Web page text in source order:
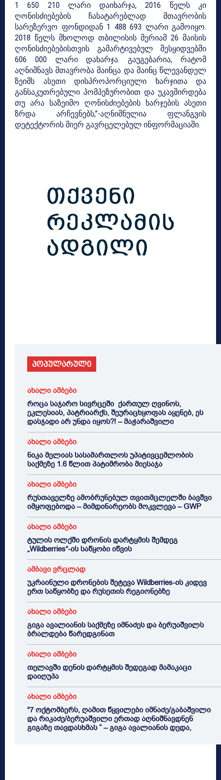
1 650 210 ლარი დაიხარჯა, 2016 წელს კი
ღონისძიებების ჩასატარებლად მთავრობის
სარეზერვო ფონდიდან 1 488 693 ლარი გამოიყო.
2018 წელს მხოლოდ თბილისის მერიამ 26 მაისის
ღონისძიებებისთვის გამარტივებულ შესყიდვებში
606 000 ლარი დახარჯა. გაუგებარია, რატომ
აღნიშნავს მთავრობა მაინცა და მაინც წლევანდელ
ზეიმს ასეთი დისპროპორციული ხარჯითა და
განსაკუთრებული პომპეზურობით და უკავშირდება
თუ არა საზეიმო ღონისძიებების ხარჯების ასეთი
ზრდა არჩევნებს,”-აღნიშნულია ფლანგვის
დეტექტორის მიერ გავრცელებულ ინფორმაციაში.
პოპულარული
ახალი ამბები
როცა საჯარო სივრცეში ქართულ ღვინოს,
ეკლესიას, პატრიარქს, შეურაცხყოფას აყენებ, ეს
დასჯადი არ უნდა იყოს?! – მაჭარაშვილი
ახალი ამბები
ნიკა მელიას სასამართლოს უპატივცემლობის
საქმეზე 1.6 წლით პატიმრობა მიესაჯა
ახალი ამბები
რუსთაველზე ამობრუნებულ თვითმცლელში ბავშვი
იმყოფებოდა – მიმდინარეობს მოკვლევა – GWP
ახალი ამბები
ტულის ოლქში დრონის დარტყმის შემდეგ
„Wildberries“-ის საწყობი იწვის
ამბავი ვრცლად
უკრაინული დრონების შეტევა Wildberries-ის კიდევ
ერთ საწყობზე და რუსეთის რეგიონებზე
ახალი ამბები
გიგა ავალიანის საქმეზე იმნაძეს და ბერუაშვილს
ბრალდება წარედგინათ
ახალი ამბები
თელავში დენის დარტყმის შედეგად მამაკაცი
დაიღუპა
ახალი ამბები
“7 ოქტომბერს, ღამით წყვილები იმნაძე/გაბაშვილი
და რიკაძე/ბერუაშვილი ერთად აღნიშნავდნენ
გიგაზე თავდასხმას ” – გიგა ავალიანის დედა,